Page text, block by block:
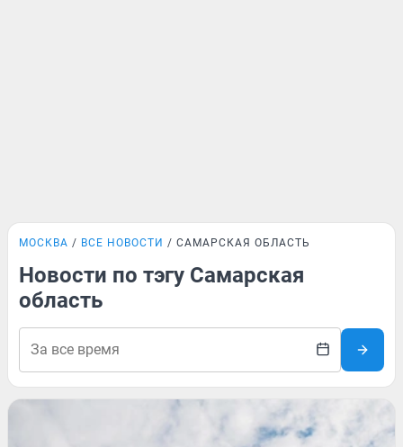
МОСКВА ВСЕ НОВОСТИ САМАРСКАЯ ОБЛАСТЬ
Новости по тэгу Самарская
область